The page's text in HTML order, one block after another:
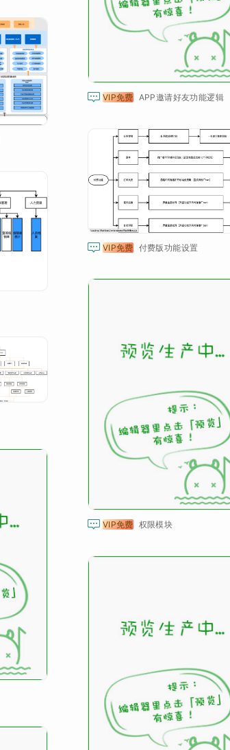
 VIP免费 APP邀请好友功能逻辑
 VIP免费 付费版功能设置
 VIP免费 权限模块